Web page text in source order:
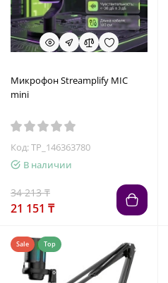
Микрофон Streamplify MIC
mini
Код: TP_146363780
В наличии
34 213 ₸
21 151 ₸
Sale Top